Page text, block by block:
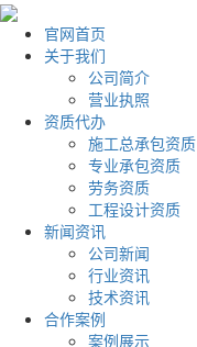
官网首页
关于我们
公司简介
营业执照
资质代办
施工总承包资质
专业承包资质
劳务资质
工程设计资质
新闻资讯
公司新闻
行业资讯
技术资讯
合作案例
案例展示